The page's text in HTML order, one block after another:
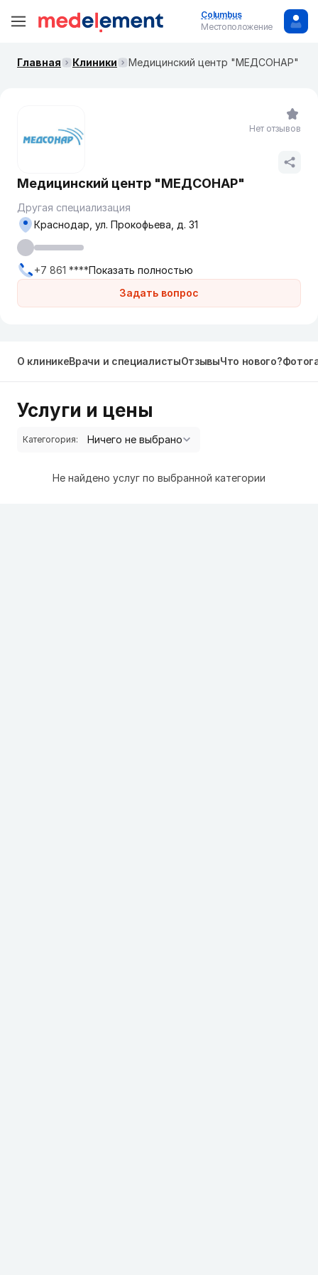
Columbus
Местоположение
Главная Клиники Медицинский центр "МЕДСОНАР"
Медицинский центр "МЕДСОНАР"
Другая специализация
Задать вопрос
Краснодар, ул. Прокофьева, д. 31
+7 861 ****Показать полностью
Нет отзывов
О клиникеВрачи и специалистыОтзывыЧто нового?
Услуги и цены
Категогория:
Не найдено услуг по выбранной категории